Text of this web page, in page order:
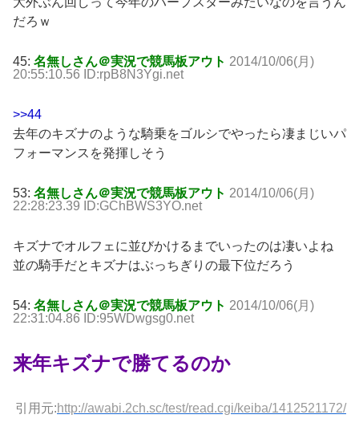
だろｗ
45: 名無しさん＠実況で競馬板アウト 2014/10/06(月)
20:55:10.56 ID:rpB8N3Ygi.net
>>44
去年のキズナのような騎乗をゴルシでやったら凄まじいパ
フォーマンスを発揮しそう
53: 名無しさん＠実況で競馬板アウト 2014/10/06(月)
22:28:23.39 ID:GChBWS3YO.net
キズナでオルフェに並びかけるまでいったのは凄いよね
並の騎手だとキズナはぶっちぎりの最下位だろう
54: 名無しさん＠実況で競馬板アウト 2014/10/06(月)
22:31:04.86 ID:95WDwgsg0.net
来年キズナで勝てるのか
引用元:http://awabi.2ch.sc/test/read.cgi/keiba/1412521172/